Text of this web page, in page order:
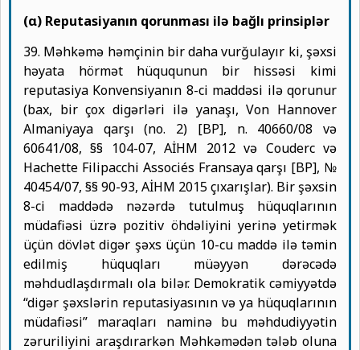
(α) Reputasiyanın qorunması ilə bağlı prinsiplər
39. Məhkəmə həmçinin bir daha vurğulayır ki, şəxsi
həyata hörmət hüququnun bir hissəsi kimi
reputasiya Konvensiyanın 8-ci maddəsi ilə qorunur
(bax, bir çox digərləri ilə yanaşı, Von Hannover
Almaniyaya qarşı (no. 2) [BP], n. 40660/08 və
60641/08, §§ 104-07, AİHM 2012 və Couderc və
Hachette Filipacchi Associés Fransaya qarşı [BP], №
40454/07, §§ 90-93, AİHM 2015 çıxarışlar). Bir şəxsin
8-ci maddədə nəzərdə tutulmuş hüquqlarının
müdafiəsi üzrə pozitiv öhdəliyini yerinə yetirmək
üçün dövlət digər şəxs üçün 10-cu maddə ilə təmin
edilmiş hüquqları müəyyən dərəcədə
məhdudlaşdırmalı ola bilər. Demokratik cəmiyyətdə
“digər şəxslərin reputasiyasının və ya hüquqlarının
müdafiəsi” maraqları naminə bu məhdudiyyətin
zəruriliyini araşdırarkən Məhkəmədən tələb oluna